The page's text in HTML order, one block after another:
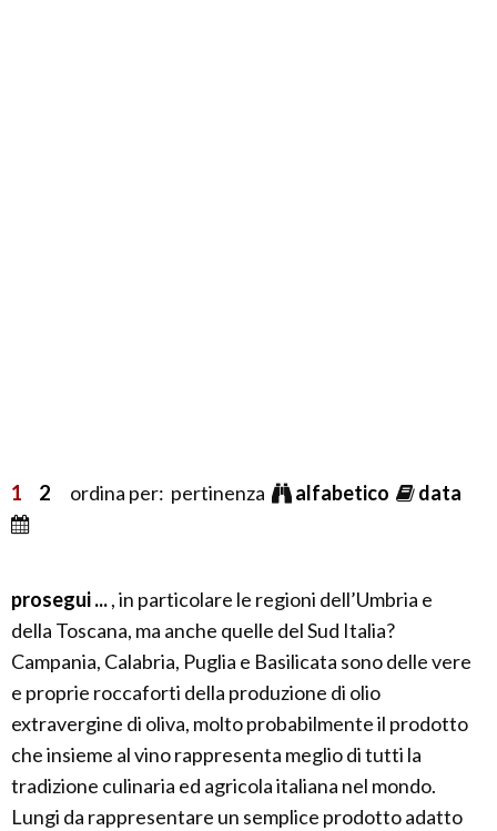
1 2 ordina per: pertinenza alfabetico data
prosegui ..., in particolare le regioni dell’Umbria e
della Toscana, ma anche quelle del Sud Italia?
Campania, Calabria, Puglia e Basilicata sono delle vere
e proprie roccaforti della produzione di olio
extravergine di oliva, molto probabilmente il prodotto
che insieme al vino rappresenta meglio di tutti la
tradizione culinaria ed agricola italiana nel mondo.
Lungi da rappresentare un semplice prodotto adatto